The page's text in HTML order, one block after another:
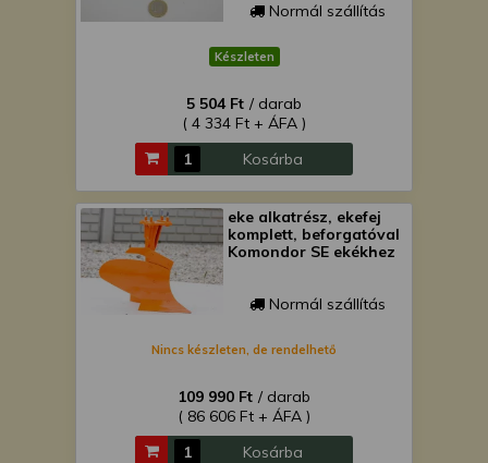
Normál szállítás
Készleten
5 504 Ft / darab
( 4 334 Ft + ÁFA )
Kosárba
eke alkatrész, ekefej
komplett, beforgatóval
Komondor SE ekékhez
Normál szállítás
Nincs készleten, de rendelhető
109 990 Ft / darab
( 86 606 Ft + ÁFA )
Kosárba